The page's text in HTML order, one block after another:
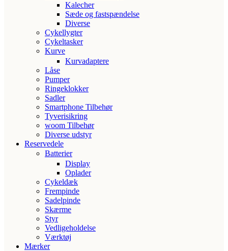
Kalecher
Sæde og fastspændelse
Diverse
Cykellygter
Cykeltasker
Kurve
Kurvadaptere
Låse
Pumper
Ringeklokker
Sadler
Smartphone Tilbehør
Tyverisikring
woom Tilbehør
Diverse udstyr
Reservedele
Batterier
Display
Oplader
Cykeldæk
Frempinde
Sadelpinde
Skærme
Styr
Vedligeholdelse
Værktøj
Mærker